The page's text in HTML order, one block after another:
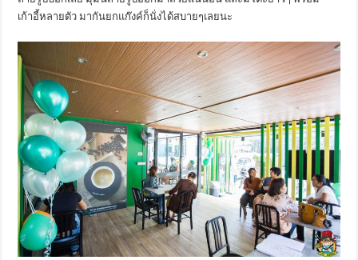
เก้าอี้หลายตัว มากันยกแก๊งค์ก็นั่งได้สบายๆเลยนะ